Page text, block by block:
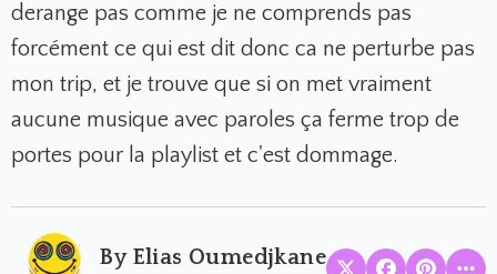
derange pas comme je ne comprends pas
forcément ce qui est dit donc ca ne perturbe pas
mon trip, et je trouve que si on met vraiment
aucune musique avec paroles ça ferme trop de
portes pour la playlist et c'est dommage.
By Elias Oumedjkane